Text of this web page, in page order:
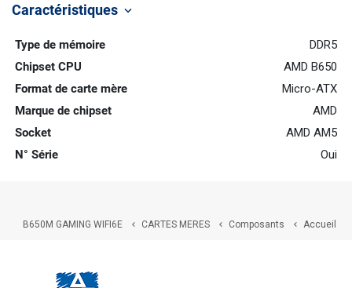
Caractéristiques keyboard_arrow_down
Type de mémoire
DDR5
Chipset CPU
AMD B650
Format de carte mère
Micro-ATX
Marque de chipset
AMD
Socket
AMD AM5
N° Série
Oui
Accueil

Composants

CARTES MERES

B650M GAMING WIFI6E